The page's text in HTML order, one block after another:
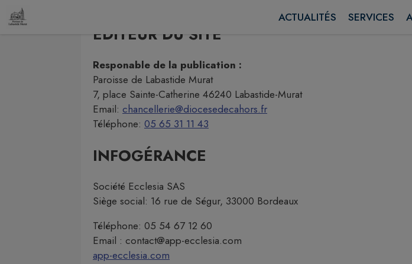
Contenu ACTUALITÉS SERVICES
ÉDITEUR DU SITE
Responable de la publication :
Paroisse de Labastide Murat
7, place Sainte-Catherine 46240 Labastide-Murat
Email: chancellerie@diocesedecahors.fr
Téléphone: 05 65 31 11 43
INFOGÉRANCE
Société Ecclesia SAS
Siège social: 16 rue de Ségur, 33000 Bordeaux
Téléphone: 05 54 67 12 60
Email : contact@app-ecclesia.com
app-ecclesia.com